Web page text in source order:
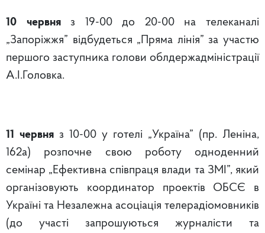
10 червняз 19-00 до 20-00 на телеканалі
„Запоріжжя” відбудеться „Пряма лінія” за участю
першого заступника голови облдержадміністрації
А.І.Головка.
11 червня з 10-00 у готелі „Україна” (пр. Леніна,
162а) розпочне свою роботу одноденний
семінар „Ефективна співпраця влади та ЗМІ”, який
організовують координатор проектів ОБСЄ в
Україні та Незалежна асоціація телерадіомовників
(до участі запрошуються журналісти та